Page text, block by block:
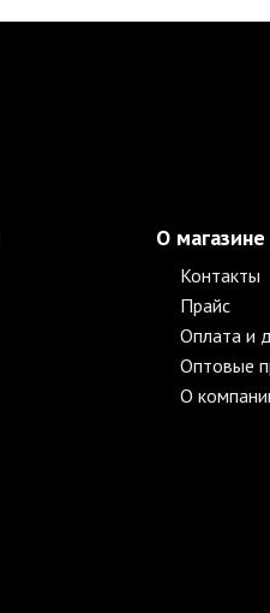
О магазине
Контакты
Прайс
Оплата и
Оптовые
О